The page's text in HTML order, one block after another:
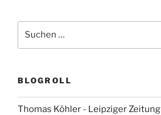
nach:
BLOGROLL
Thomas Köhler - Leipziger Zeitung